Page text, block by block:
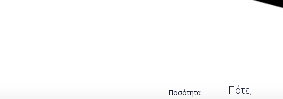
Ποσότητα Πότε;